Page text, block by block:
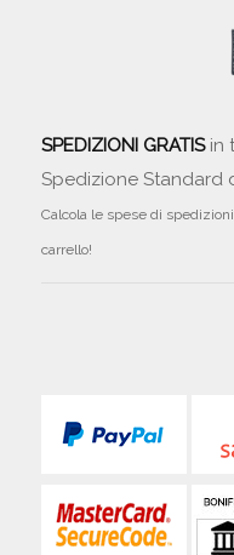
SPEDIZIONI GRATISin
Spedizione Standard
Calcola le spese di
carrello!